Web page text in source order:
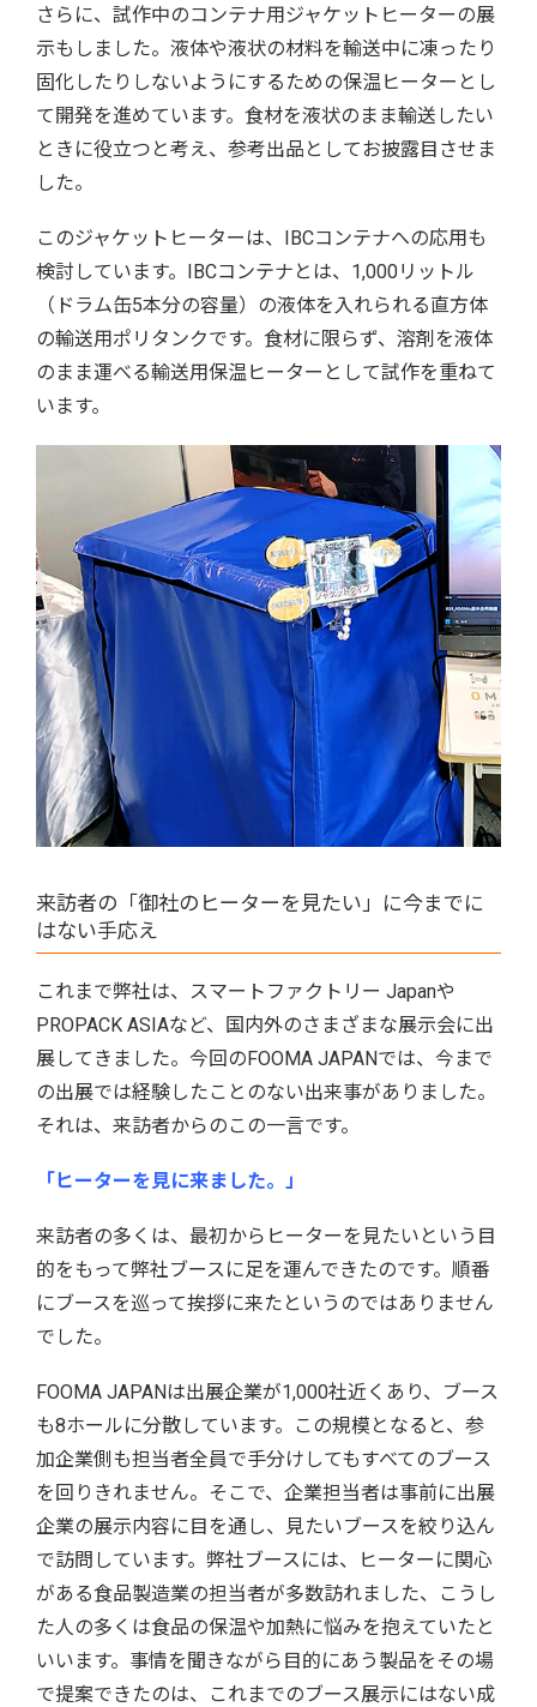
さらに、試作中のコンテナ用ジャケットヒーターの展
示もしました。液体や液状の材料を輸送中に凍ったり
固化したりしないようにするための保温ヒーターとし
て開発を進めています。食材を液状のまま輸送したい
ときに役立つと考え、参考出品としてお披露目させま
した。
このジャケットヒーターは、IBCコンテナへの応用も
検討しています。IBCコンテナとは、1,000リットル
（ドラム缶5本分の容量）の液体を入れられる直方体
の輸送用ポリタンクです。食材に限らず、溶剤を液体
のまま運べる輸送用保温ヒーターとして試作を重ねて
います。
来訪者の「御社のヒーターを見たい」に今までに
はない手応え
これまで弊社は、スマートファクトリー Japanや
PROPACK ASIAなど、国内外のさまざまな展示会に出
展してきました。今回のFOOMA JAPANでは、今まで
の出展では経験したことのない出来事がありました。
それは、来訪者からのこの一言です。
「ヒーターを見に来ました。」
来訪者の多くは、最初からヒーターを見たいという目
的をもって弊社ブースに足を運んできたのです。順番
にブースを巡って挨拶に来たというのではありません
でした。
FOOMA JAPANは出展企業が1,000社近くあり、ブース
も8ホールに分散しています。この規模となると、参
加企業側も担当者全員で手分けしてもすべてのブース
を回りきれません。そこで、企業担当者は事前に出展
企業の展示内容に目を通し、見たいブースを絞り込ん
で訪問しています。弊社ブースには、ヒーターに関心
がある食品製造業の担当者が多数訪れました、こうし
た人の多くは食品の保温や加熱に悩みを抱えていたと
いいます。事情を聞きながら目的にあう製品をその場
で提案できたのは、これまでのブース展示にはない成